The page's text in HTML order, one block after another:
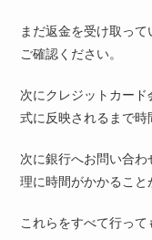
まだ返金を受け取っ
ご確認ください。
次にクレジットカー
式に反映されるまで時
次に銀行へお問い合
理に時間がかかること
これらをすべて行って